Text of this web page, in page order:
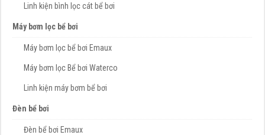
Linh kiện bình lọc cát bể bơi
Máy bơm lọc bể bơi
Máy bơm lọc bể bơi Emaux
Máy bơm lọc Bể bơi Waterco
Linh kiện máy bơm bể bơi
Đèn bể bơi
Đèn bể bơi Emaux